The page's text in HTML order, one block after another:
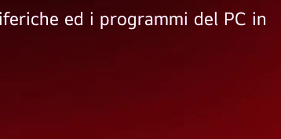
ed i programmi del PC in